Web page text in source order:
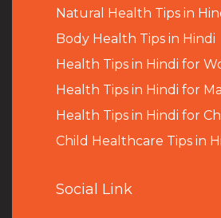
Natural Health Tips in
Body Health Tips in Hindi
Health Tips in Hindi for
Health Tips in Hindi for
Health Tips in Hindi for
Child Healthcare Tips in
Social Link